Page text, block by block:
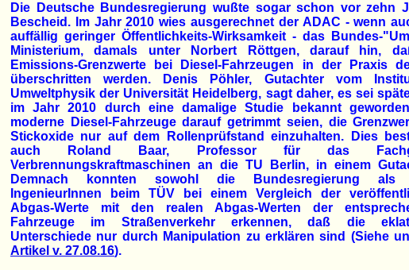
Die Deutsche Bundesregierung wußte sogar schon vor zehn
Bescheid. Im Jahr 2010 wies ausgerechnet der ADAC - wenn
auffällig geringer Öffentlichkeits-Wirksamkeit - das Bundes-
Ministerium, damals unter Norbert Röttgen, darauf hin,
Emissions-Grenzwerte bei Diesel-Fahrzeugen in der Praxis
überschritten werden. Denis Pöhler, Gutachter vom
Umweltphysik der Universität Heidelberg, sagt daher, es sei
im Jahr 2010 durch eine damalige Studie bekannt
moderne Diesel-Fahrzeuge darauf getrimmt seien, die
Stickoxide nur auf dem Rollenprüfstand einzuhalten. Dies
auch Roland Baar, Professor für das
Verbrennungskraftmaschinen an die TU Berlin, in einem
Demnach konnten sowohl die Bundesregierung als
IngenieurInnen beim TÜV bei einem Vergleich der
Abgas-Werte mit den realen Abgas-Werten der
Fahrzeuge im Straßenverkehr erkennen, daß die
Unterschiede nur durch Manipulation zu erklären sind (Siehe
Artikel v. 27.08.16).